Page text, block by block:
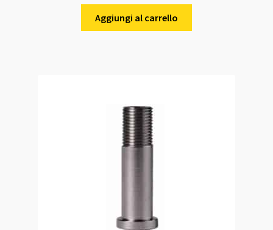
originale
era:
attuale
è:
Aggiungi al carrello